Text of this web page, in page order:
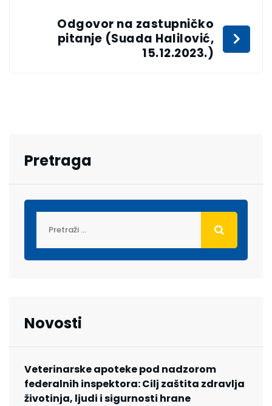
Odgovor na zastupničko
pitanje (Suada Halilović,
15.12.2023.)
Pretraga
Novosti
Veterinarske apoteke pod nadzorom
federalnih inspektora: Cilj zaštita zdravlja
životinja, ljudi i sigurnosti hrane